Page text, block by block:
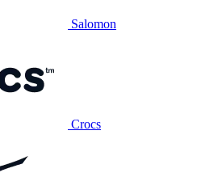
Salomon
Crocs